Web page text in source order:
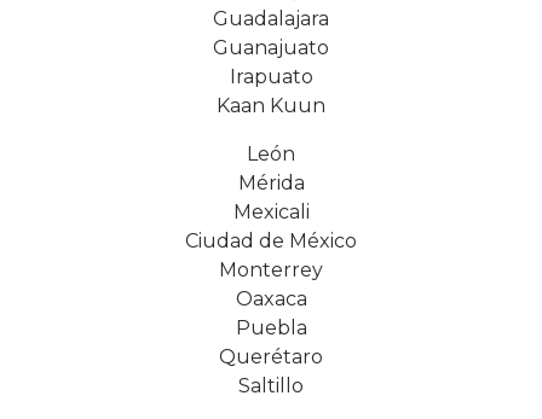
Guadalajara
Guanajuato
Irapuato
Kaan Kuun
León
Mérida
Mexicali
Ciudad de México
Monterrey
Oaxaca
Puebla
Querétaro
Saltillo